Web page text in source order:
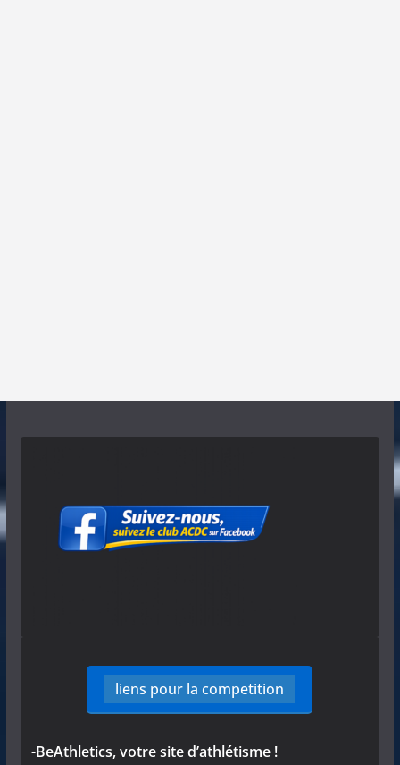
liens pour la competition
-BeAthletics, votre site d’athlétisme !